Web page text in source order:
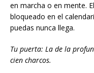
en marcha o en mente.
bloqueado en el
puedas nunca llega.
Tu puerta: La de la
cien charcos.